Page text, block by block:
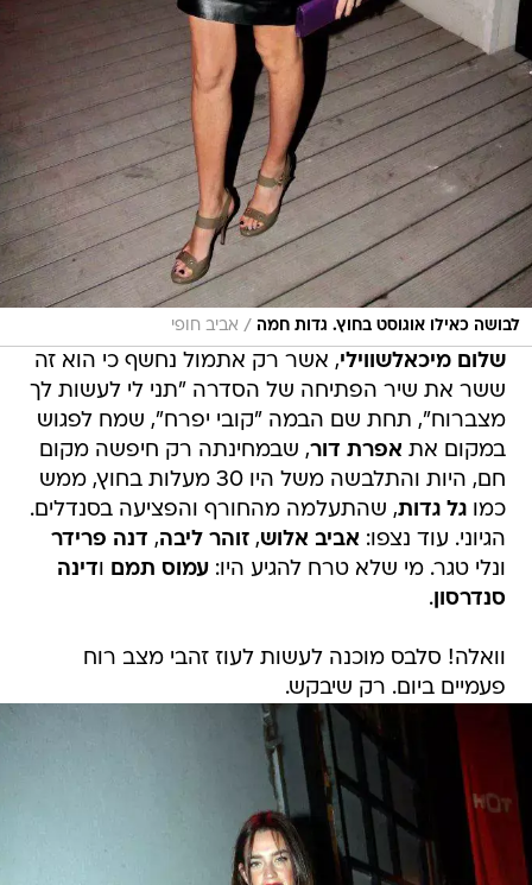
לבושה כאילו אוגוסט בחוץ. גדות חמה / אביב חופי
שלום מיכאלשווילי, אשר רק אתמול נחשף כי הוא זה
ששר את שיר הפתיחה של הסדרה "תני לי לעשות לך
מצברוח", תחת שם הבמה "קובי יפרח", שמח לפגוש
במקום את אפרת דור, שבמחינתה רק חיפשה מקום
חם, היות והתלבשה משל היו 30 מעלות בחוץ, ממש
כמוגל גדות, שהתעלמה מהחורף והפציעה בסנדלים.
הגיוני. עוד נצפו: אביב אלוש,זוהר ליבה, דנה פרידר
ונלי טגר. מי שלא טרח להגיע היו:עמוס תמם ודינה
סנדרסון.
וואלה! סלבס מוכנה לעשות לעוז זהבי מצב רוח
פעמיים ביום. רק שיבקש.